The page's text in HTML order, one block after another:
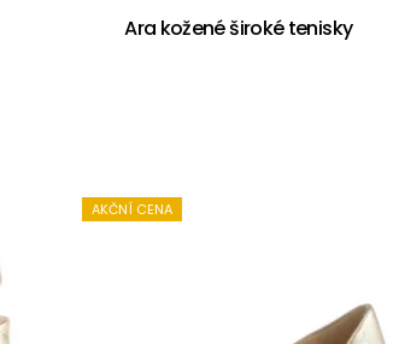
Ara kožené široké tenisky
AKČNÍ CENA